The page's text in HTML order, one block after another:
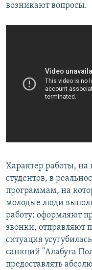
возникают вопросы.
Характер работы, на
студентов, в
программам, на
молодые люди
работу: оформляют
звонки, отправляют
ситуация
санкций "Алабуга
предоставлять